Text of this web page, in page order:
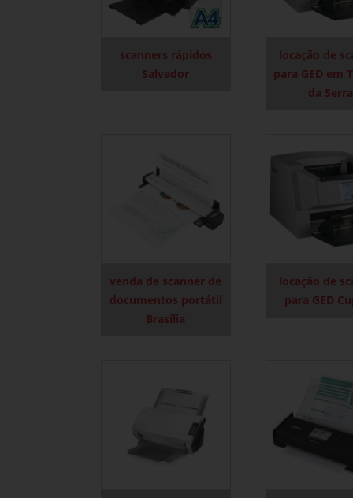
scanners rápidos
Salvador
locação de
para GED em
da Serra
venda de scanner de
documentos portátil
Brasília
locação de
para GED